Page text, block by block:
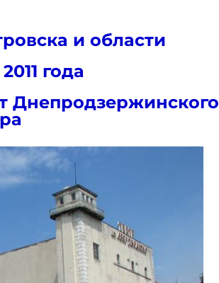
и области
года
Днепродзержинского